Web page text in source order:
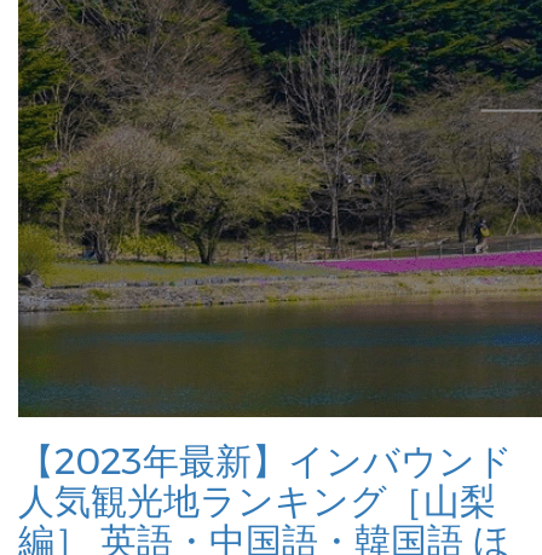
【2023年最新】インバウンド
人気観光地ランキング［山梨
編］ 英語・中国語・韓国語 ほ